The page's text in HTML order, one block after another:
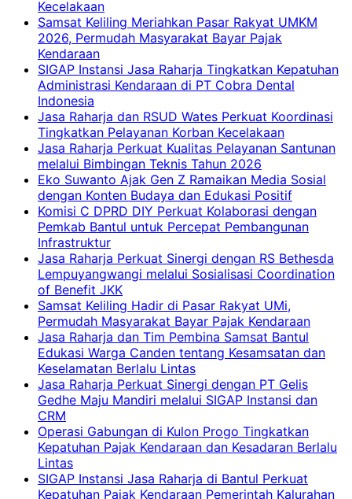
Kecelakaan
Samsat Keliling Meriahkan Pasar Rakyat UMKM
2026, Permudah Masyarakat Bayar Pajak
Kendaraan
SIGAP Instansi Jasa Raharja Tingkatkan Kepatuhan
Administrasi Kendaraan di PT Cobra Dental
Indonesia
Jasa Raharja dan RSUD Wates Perkuat Koordinasi
Tingkatkan Pelayanan Korban Kecelakaan
Jasa Raharja Perkuat Kualitas Pelayanan Santunan
melalui Bimbingan Teknis Tahun 2026
Eko Suwanto Ajak Gen Z Ramaikan Media Sosial
dengan Konten Budaya dan Edukasi Positif
Komisi C DPRD DIY Perkuat Kolaborasi dengan
Pemkab Bantul untuk Percepat Pembangunan
Infrastruktur
Jasa Raharja Perkuat Sinergi dengan RS Bethesda
Lempuyangwangi melalui Sosialisasi Coordination
of Benefit JKK
Samsat Keliling Hadir di Pasar Rakyat UMi,
Permudah Masyarakat Bayar Pajak Kendaraan
Jasa Raharja dan Tim Pembina Samsat Bantul
Edukasi Warga Canden tentang Kesamsatan dan
Keselamatan Berlalu Lintas
Jasa Raharja Perkuat Sinergi dengan PT Gelis
Gedhe Maju Mandiri melalui SIGAP Instansi dan
CRM
Operasi Gabungan di Kulon Progo Tingkatkan
Kepatuhan Pajak Kendaraan dan Kesadaran Berlalu
Lintas
SIGAP Instansi Jasa Raharja di Bantul Perkuat
Kepatuhan Pajak Kendaraan Pemerintah Kalurahan